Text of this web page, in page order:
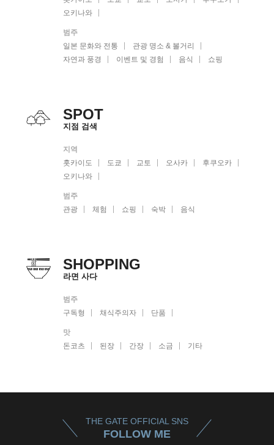
오키나와
범주
일본 문화와 전통
관광 명소 & 볼거리
자연과 풍경
이벤트 및 경험 음식 쇼핑
SPOT
지점 검색
지역
홋카이도
도쿄 교토 오사카
후쿠오카
오키나와
범주
관광
체험 쇼핑 숙박 음식
SHOPPING
라면 사다
범주
구독형
채식주의자 단품
맛
돈코츠
된장 간장 소금 기타
THE GATE OFFICIAL SNS
FOLLOW ME